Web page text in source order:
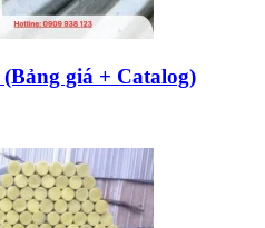
giá + Catalog)